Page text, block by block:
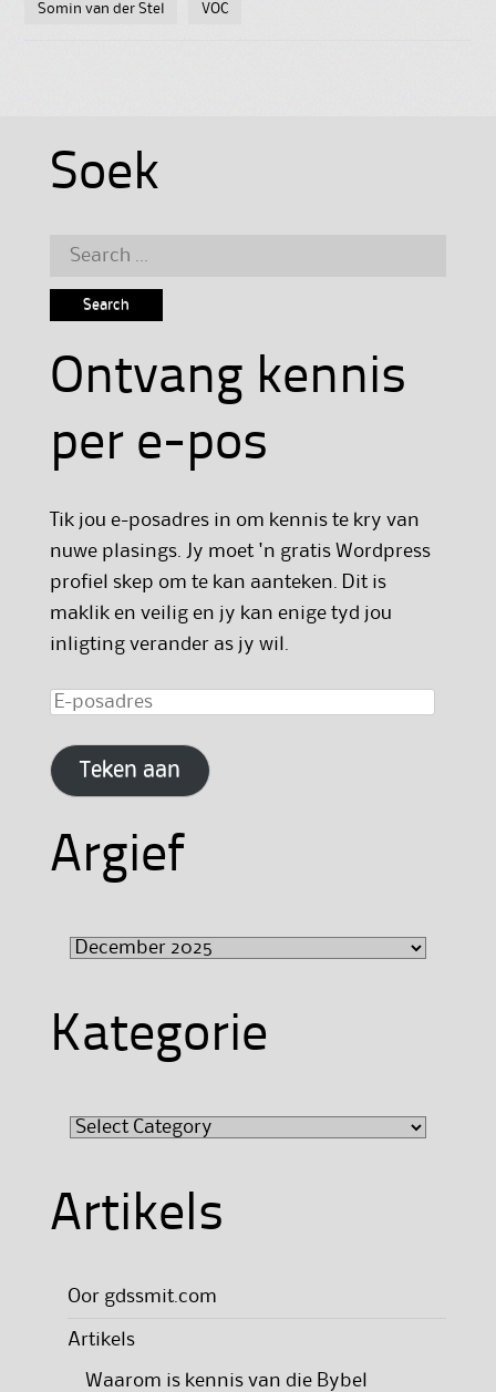
Somin van der Stel VOC
Soek
Search
Ontvang kennis
per e-pos
Tik jou e-posadres in om kennis te kry van
nuwe plasings. Jy moet 'n gratis Wordpress
profiel skep om te kan aanteken. Dit is
maklik en veilig en jy kan enige tyd jou
inligting verander as jy wil.
E-
Teken aan
Argief
Kategorie
Artikels
Oor gdssmit.com
Artikels
Waarom is kennis van die Bybel